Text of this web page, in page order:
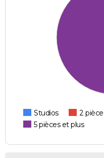
Studios 2
5 pièces et plus